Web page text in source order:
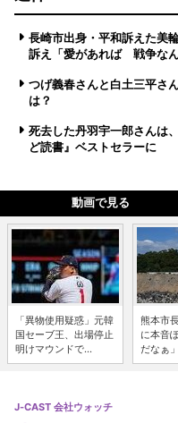
長崎市出身・平和訴えた美
訴え「愛があれば 戦争なん
つげ義春さんと白土三平さ
は？
死去した丹羽宇一郎さんは
ど読書』ベストセラーに
動画で見る
「異物使用疑惑」元韓
国セーブ王、出場停止
明けマウンドで...
熊本市
に本音
だなぁ
J-CAST 会社ウォッチ